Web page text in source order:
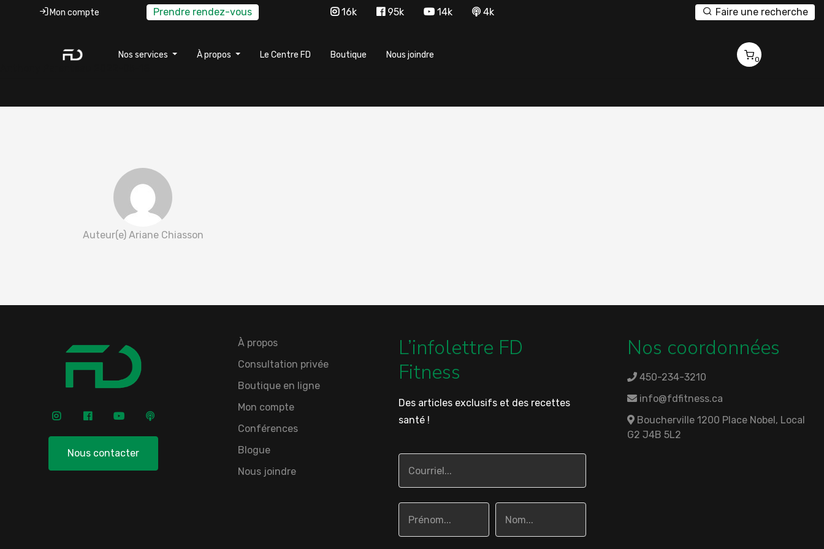
Mon compte Prendre rendez-vous 16k 95k 14k 4k Faire une recherche
Nos services À propos Le Centre FD Boutique Nous joindre 0
Auteur(e) Ariane Chiasson
Nous contacter
À propos
Consultation privée
Boutique en ligne
Mon compte
Conférences
Blogue
Nous joindre
L’infolettre FD
Fitness
Des articles exclusifs et des recettes
santé !
Nos coordonnées
450-234-3210
info@fdfitness.ca
Boucherville 1200 Place Nobel, Local
G2 J4B 5L2